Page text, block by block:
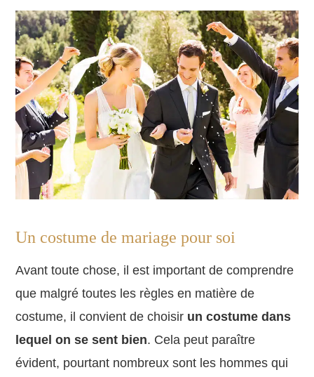
Un costume de mariage pour soi
Avant toute chose, il est important de comprendre
que malgré toutes les règles en matière de
costume, il convient de choisir un costume dans
lequel on se sent bien. Cela peut paraître
évident, pourtant nombreux sont les hommes qui